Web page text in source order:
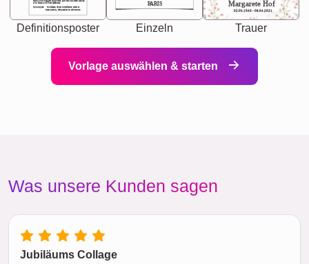
Synonyms: Soulmate, closet confidante, sister at
heart person, life partner in adventure.
chaos your biggest supporter, and the one with whom
you share your best memories.
Definitionsposter
PARIS
Einzeln
Margarete Hof
02.05.1940 - 08.04.2021
Trauer
Vorlage auswählen & starten
Was unsere Kunden sagen
Jubiläums Collage